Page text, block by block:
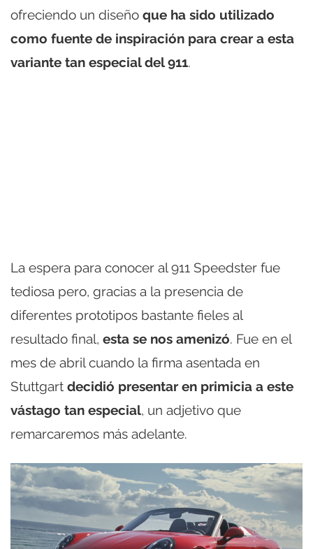
ofreciendo un diseño que ha sido utilizado
como fuente de inspiración para crear a esta
variante tan especial del 911.
La espera para conocer al 911 Speedster fue
tediosa pero, gracias a la presencia de
diferentes prototipos bastante fieles al
resultado final, esta se nos amenizó. Fue en el
mes de abril cuando la firma asentada en
Stuttgart decidió presentar en primicia a este
vástago tan especial, un adjetivo que
remarcaremos más adelante.